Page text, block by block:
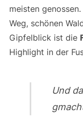
meisten
Weg, schönen
Gipfelblick ist die
Highlight in der
Und